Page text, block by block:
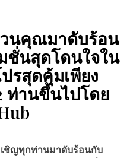
นคุณมาดับร้อน
ชั่นสุดโดนใจใน
รสุดคุ้มเพียง
ท่านขึ้นไปโดย
ชิญทุกท่านมาดับร้อนกับ